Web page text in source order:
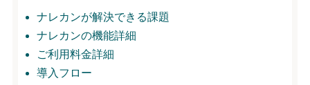
ナレカンが解決できる課題
ナレカンの機能詳細
ご利用料金詳細
導入フロー